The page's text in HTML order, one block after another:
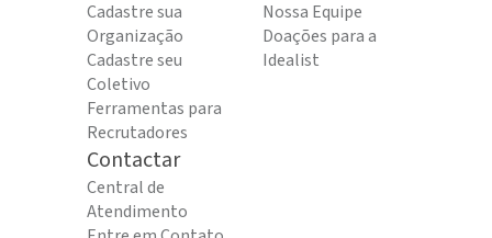
Cadastre sua
Organização
Cadastre seu
Coletivo
Ferramentas para
Recrutadores
Nossa Equipe
Doações para a
Idealist
Contactar
Central de
Atendimento